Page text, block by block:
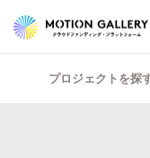
プロジェクトを探